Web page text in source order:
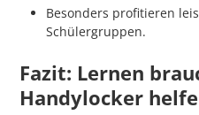
Besonders profitieren
Schülergruppen.
Fazit: Lernen
Handylocker